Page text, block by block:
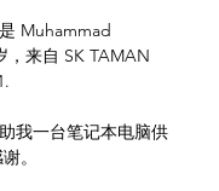
Muhammad
，来自 SK TAMAN
我一台笔记本电脑供
。